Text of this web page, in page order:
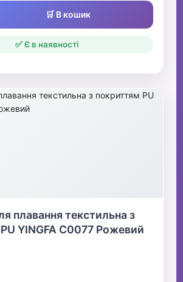
🛒 В кошик
✅ Є в наявності
плавання текстильна з
YINGFA C0077 Рожевий